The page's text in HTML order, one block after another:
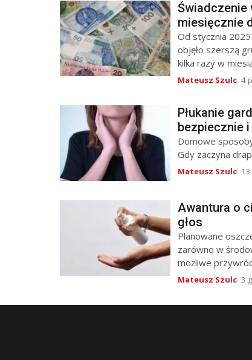
Świadczenie
miesięcznie
Od stycznia
objęło szerszą
kilka razy w
Mateusz Szulc 4
Płukanie
bezpiecznie
Domowe
Gdy zaczyna
Mateusz Szulc
Awantura o
głos
Planowane
zarówno w
możliwe
Mateusz Szulc 3